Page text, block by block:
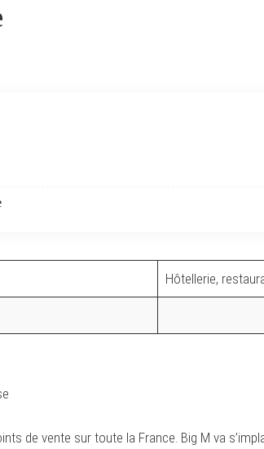
Hôtellerie,
de vente sur toute la France. Big M va